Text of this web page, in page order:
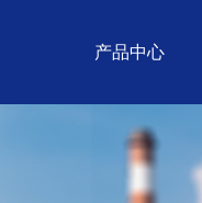
产品中心